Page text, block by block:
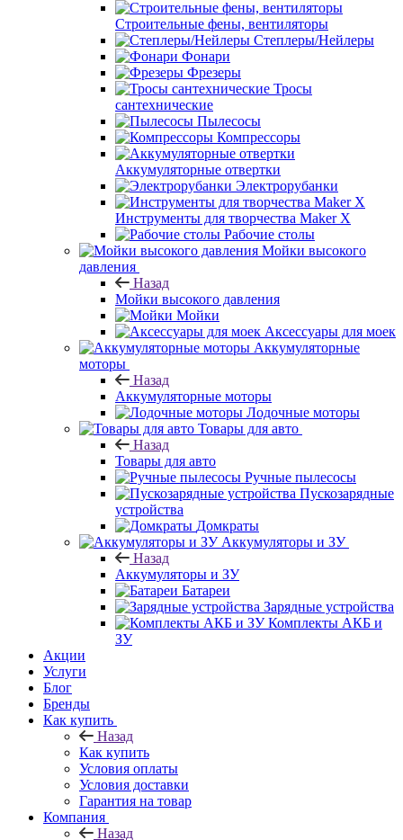
Строительные фены, вентиляторы
Степлеры/Нейлеры
Фонари
Фрезеры
Тросы
сантехнические
Пылесосы
Компрессоры
Аккумуляторные отвертки
Электрорубанки
Инструменты для творчества Maker X
Рабочие столы
Мойки высокого
давления
Назад
Мойки высокого давления
Мойки
Аксессуары для моек
Аккумуляторные
моторы
Назад
Аккумуляторные моторы
Лодочные моторы
Товары для авто
Назад
Товары для авто
Ручные пылесосы
Пускозарядные
устройства
Домкраты
Аккумуляторы и ЗУ
Назад
Аккумуляторы и ЗУ
Батареи
Зарядные устройства
Комплекты АКБ и
ЗУ
Акции
Услуги
Блог
Бренды
Как купить
Назад
Как купить
Условия оплаты
Условия доставки
Гарантия на товар
Компания
Назад